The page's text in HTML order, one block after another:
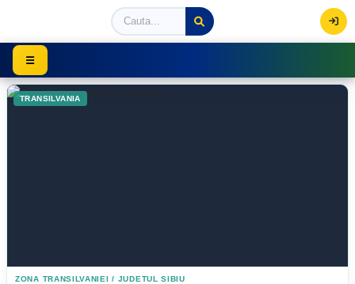
Viziteaza Romania | Obiective Turistice | Trasee
☰
TRANSILVANIA
ZONA TRANSILVANIEI / JUDETUL SIBIU